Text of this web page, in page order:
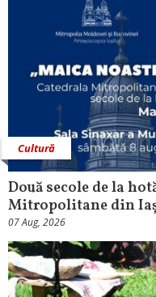
Cultură
Două secole de la
Mitropolitane din
07 Aug, 2026